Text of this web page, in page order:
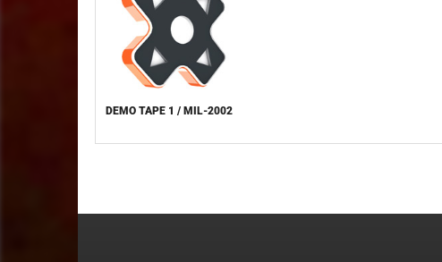
DEMO TAPE 1 / MIL-2002